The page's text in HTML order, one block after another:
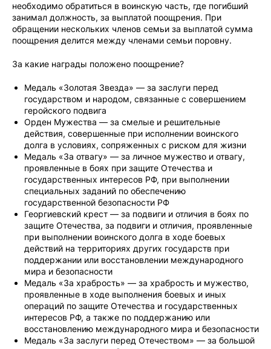
необходимо обратиться в воинскую часть, где погибший
занимал должность, за выплатой поощрения. При
обращении нескольких членов семьи за выплатой сумма
поощрения делится между членами семьи поровну.
За какие награды положено поощрение?
Медаль «Золотая Звезда» — за заслуги перед
государством и народом, связанные с совершением
геройского подвига
Орден Мужества — за смелые и решительные
действия, совершенные при исполнении воинского
долга в условиях, сопряженных с риском для жизни
Медаль «За отвагу» — за личное мужество и отвагу,
проявленные в боях при защите Отечества и
государственных интересов РФ, при выполнении
специальных заданий по обеспечению
государственной безопасности РФ
Георгиевский крест — за подвиги и отличия в боях по
защите Отечества, за подвиги и отличия, проявленные
при выполнении воинского долга в ходе боевых
действий на территориях других государств при
поддержании или восстановлении международного
мира и безопасности
Медаль «За храбрость» — за храбрость и мужество,
проявленные в ходе выполнения боевых и иных
операций по защите Отечества и государственных
интересов РФ, а также по поддержанию или
восстановлению международного мира и безопасности
Медаль «За заслуги перед Отечеством» — за большой